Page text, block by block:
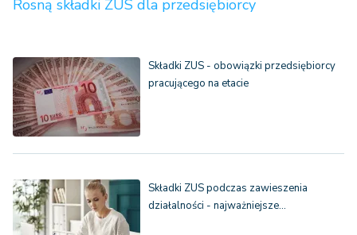
Rosną składki ZUS dla przedsiębiorcy
Składki ZUS - obowiązki przedsiębiorcy
pracującego na etacie
Składki ZUS podczas zawieszenia
działalności - najważniejsze…